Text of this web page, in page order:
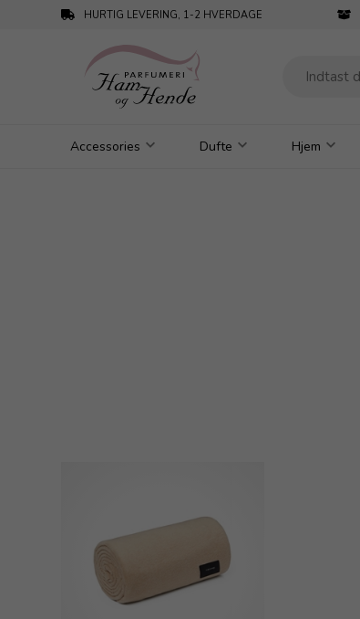
HURTIG LEVERING, 1-2 HVERDAGE
Accessories Dufte Hjem